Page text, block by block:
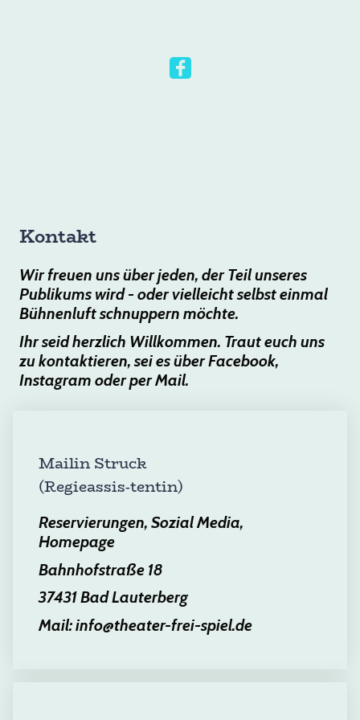
Kontakt
Wir freuen uns über jeden, der Teil unseres
Publikums wird - oder vielleicht selbst einmal
Bühnenluft schnuppern möchte.
Ihr seid herzlich Willkommen. Traut euch uns
zu kontaktieren, sei es über Facebook,
Instagram oder per Mail.
Mailin Struck
(Regieassis-tentin)
Reservierungen, Sozial Media,
Homepage
Bahnhofstraße 18
37431 Bad Lauterberg
Mail: info@theater-frei-spiel.de